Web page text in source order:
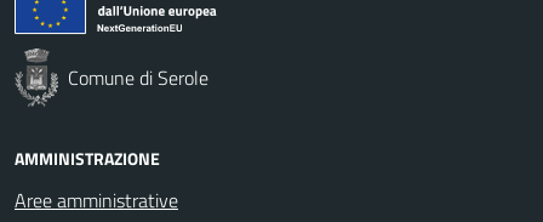
Comune di Serole
AMMINISTRAZIONE
Aree amministrative